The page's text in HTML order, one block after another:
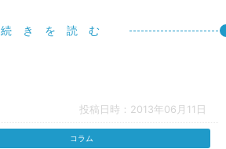
続 き を 読 む
投稿日時：2013年06月11日
コラム